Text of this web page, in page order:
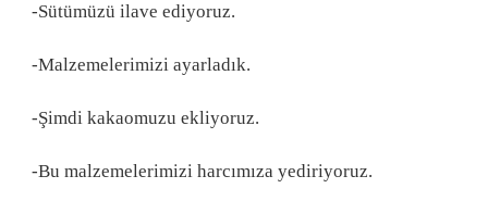
-Sütümüzü ilave ediyoruz.
-Malzemelerimizi ayarladık.
-Şimdi kakaomuzu ekliyoruz.
-Bu malzemelerimizi harcımıza yediriyoruz.